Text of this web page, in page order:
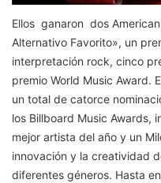
Ellos ganaron dos
Alternativo Favorito», un
interpretación rock, cinco
premio World Music Award.
un total de catorce
los Billboard Music Awards,
mejor artista del año y un
innovación y la creatividad
diferentes géneros. Hasta